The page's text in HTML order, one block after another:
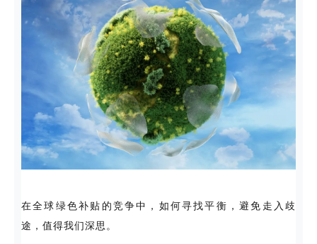
在全球绿色补贴的竞争中，如何寻找平衡，避免走入歧
途，值得我们深思。